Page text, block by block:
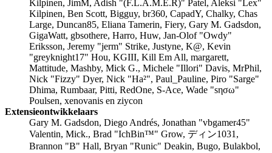
Kilpinen, JimM, Adish "(F.L.A.M.E.R)" Patel, Aleksi "Lex"
Kilpinen, Ben Scott, Bigguy, br360, CapadY, Chalky, Chas
Large, Duncan85, Eliana Tamerin, Fiery, Gary M. Gadsdon,
GigaWatt, gbsothere, Harro, Huw, Jan-Olof "Owdy"
Eriksson, Jeremy "jerm" Strike, Justyne, K@, Kevin
"greyknight17" Hou, KGIII, Kill Em All, margarett,
Mattitude, Mashby, Mick G., Michele "Illori" Davis, MrPhil,
Nick "Fizzy" Dyer, Nick "Ha²", Paul_Pauline, Piro "Sarge"
Dhima, Rumbaar, Pitti, RedOne, S-Ace, Wade "sησω"
Poulsen, xenovanis en ziycon
Extensieontwikkelaars
Gary M. Gadsdon, Diego Andrés, Jonathan "vbgamer45"
Valentin, Mick., Brad "IchBin™" Grow, ディン1031,
Brannon "B" Hall, Bryan "Runic" Deakin, Bugo, Bulakbol,